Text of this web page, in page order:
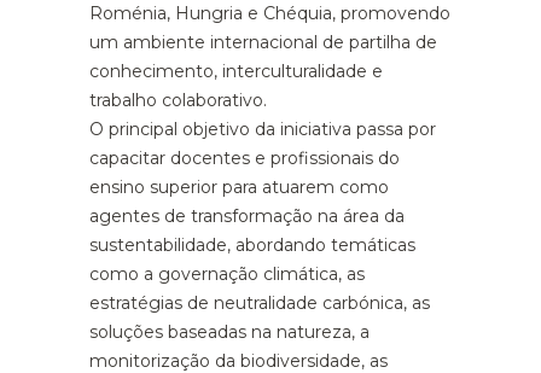
Roménia, Hungria e Chéquia, promovendo
um ambiente internacional de partilha de
conhecimento, interculturalidade e
trabalho colaborativo.
O principal objetivo da iniciativa passa por
capacitar docentes e profissionais do
ensino superior para atuarem como
agentes de transformação na área da
sustentabilidade, abordando temáticas
como a governação climática, as
estratégias de neutralidade carbónica, as
soluções baseadas na natureza, a
monitorização da biodiversidade, as